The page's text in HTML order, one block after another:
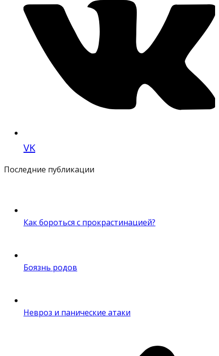
VK
Последние публикации
Как бороться с прокрастинацией?
Боязнь родов
Невроз и панические атаки